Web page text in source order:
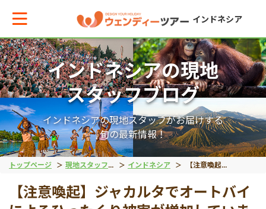
インドネシア
トップページ 現地スタッフブログ インドネシア 【注意喚起】ジャカルタでオートバイによるひったくり被害が増加しています！
インドネシアの現地
スタッフブログ
インドネシアの現地スタッフがお届けする
旬の最新情報！
【注意喚起】ジャカルタでオートバイ
メインメニューへ戻る
マから現地ツアーを探す
系
ツアー
メインメニューへ戻る
アからお役立ち情報を探す
ドネシア
戻る
動物系
象
コモドドラゴン
戻る
離島ツアー
レンボンガン島
ヌサペニダ島
戻る
世界遺産
ボロブドゥール遺跡
プランバナン遺跡
戻る
秘境
タナトラジャ
ブロモ山